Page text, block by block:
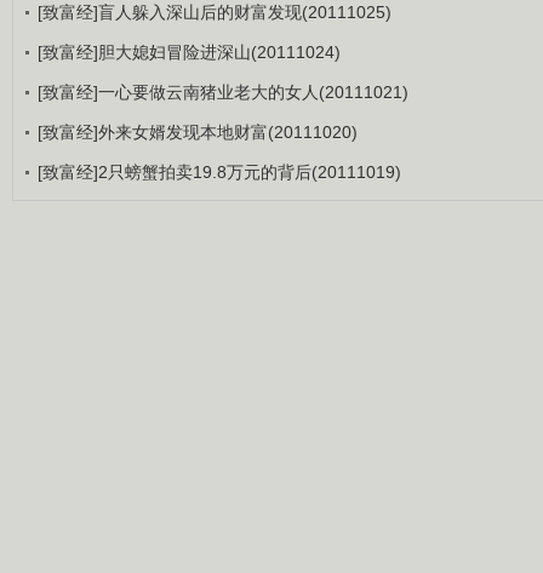
[致富经]盲人躲入深山后的财富发现(20111025)
[致富经]胆大媳妇冒险进深山(20111024)
[致富经]一心要做云南猪业老大的女人(20111021)
[致富经]外来女婿发现本地财富(20111020)
[致富经]2只螃蟹拍卖19.8万元的背后(20111019)